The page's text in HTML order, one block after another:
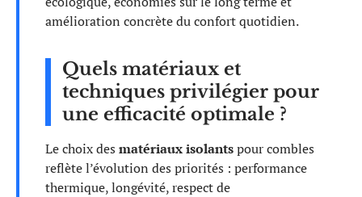
amélioration concrète du confort quotidien.
Quels matériaux et
techniques privilégier pour
une efficacité optimale ?
Le choix des matériaux isolantspour combles
reflète l’évolution des priorités : performance
thermique, longévité, respect de